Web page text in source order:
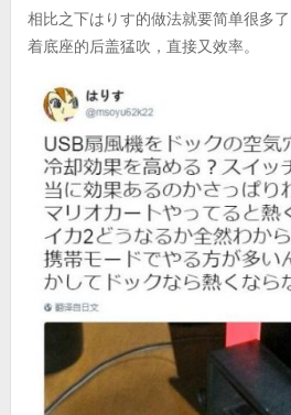
相比之下はりす的做法就要简单很多
着底座的后盖猛吹，直接又效率。